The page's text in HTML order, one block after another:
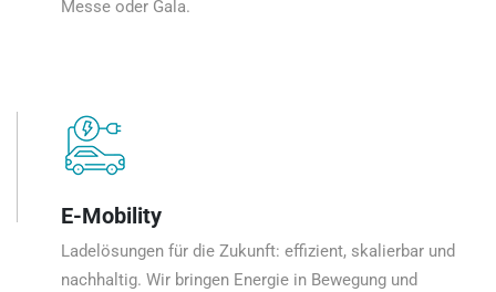
Messe oder Gala.
E-Mobility
Ladelösungen für die Zukunft: effizient, skalierbar und
nachhaltig. Wir bringen Energie in Bewegung und